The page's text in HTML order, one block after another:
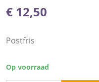
€ 12,50
Postfris
Op voorraad